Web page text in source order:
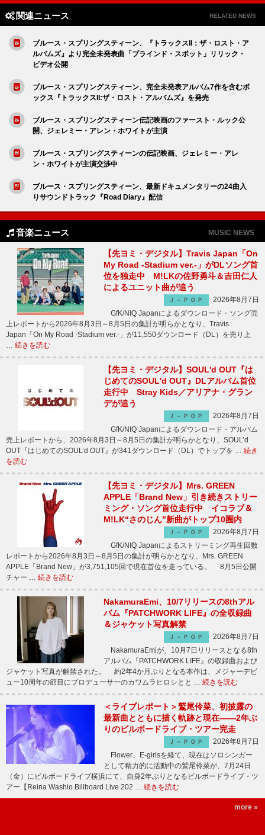
関連ニュース RELATED NEWS
ブルース・スプリングスティーン、『トラックスII：ザ・ロスト・ア
ルバムズ』より完全未発表曲「ブラインド・スポット」リリック・
ビデオ公開
ブルース・スプリングスティーン、完全未発表アルバム7作を含むボ
ックス『トラックスII:ザ・ロスト・アルバムズ』を発売
ブルース・スプリングスティーン伝記映画のファースト・ルック公
開、ジェレミー・アレン・ホワイトが主演
ブルース・スプリングスティーンの伝記映画、ジェレミー・アレ
ン・ホワイトが主演交渉中
ブルース・スプリングスティーン、最新ドキュメンタリーの24曲入
りサウンドトラック『Road Diary』配信
音楽ニュース MUSIC NEWS
【先ヨミ・デジタル】Travis Japan「On
My Road -Stadium ver.-」がDLソング首
位を独走中 M!LKの佐野勇斗＆吉田仁人
によるユニット曲が追う
Ｊ－ＰＯＰ
2026年8月7日
GfK/NIQ Japanによるダウンロード・ソング売
上レポートから2026年8月3日～8月5日の集計が明らかとなり、Travis
Japan「On My Road -Stadium ver.-」が11,550ダウンロード（DL）を売り上
… 続きを読む
【先ヨミ・デジタル】SOUL'd OUT『は
じめてのSOUL'd OUT』DLアルバム首位
走行中 Stray Kids／アリアナ・グラン
デが追う
Ｊ－ＰＯＰ
2026年8月7日
GfK/NIQ Japanによるダウンロード・アルバム
売上レポートから、2026年8月3日～8月5日の集計が明らかとなり、SOUL’d
OUT『はじめてのSOUL’d OUT』が341ダウンロード（DL）でトップを … 続き
を読む
【先ヨミ・デジタル】Mrs. GREEN
APPLE「Brand New」引き続きストリー
ミング・ソング首位走行中 イコラブ＆
M!LK“さのじん”新曲がトップ10圏内
Ｊ－ＰＯＰ
2026年8月7日
GfK/NIQ Japanによるストリーミング再生回数
レポートから2026年8月3日～8月5日の集計が明らかとなり、Mrs. GREEN
APPLE「Brand New」が3,751,105回で現在首位を走っている。 8月5日公開
チャー … 続きを読む
NakamuraEmi、10/7リリースの8thアル
バム『PATCHWORK LIFE』の全収録曲
＆ジャケット写真解禁
Ｊ－ＰＯＰ
2026年8月7日
NakamuraEmiが、10月7日リリースとなる8th
アルバム『PATCHWORK LIFE』の収録曲および
ジャケット写真が解禁された。 約2年4か月ぶりとなる本作は、メジャーデビ
ュー10周年の節目にプロデューサーのカワムラヒロシとと … 続きを読む
＜ライブレポート＞鷲尾伶菜、初披露の
最新曲とともに描く軌跡と現在――2年ぶ
りのビルボードライブ・ツアー完走
Ｊ－ＰＯＰ
2026年8月7日
Flower、E-girlsを経て、現在はソロシンガー
として精力的に活動中の鷲尾伶菜が、7月24日
（金）にビルボードライブ横浜にて、自身2年ぶりとなるビルボードライブ・ツ
アー【Reina Washio Billboard Live 202 … 続きを読む
more »